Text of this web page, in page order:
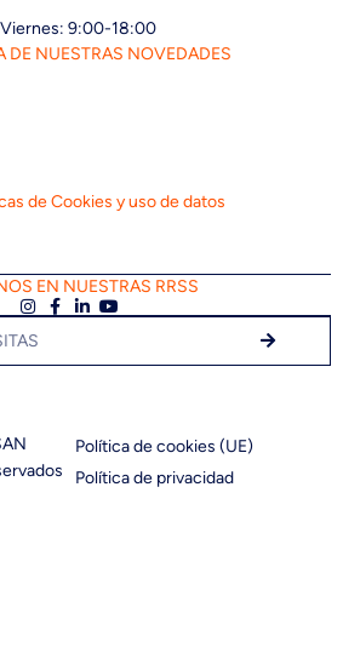
Viernes: 9:00-18:00
DE NUESTRAS NOVEDADES
de Cookies y uso de datos
EN NUESTRAS RRSS
Política de cookies (UE)
Política de privacidad